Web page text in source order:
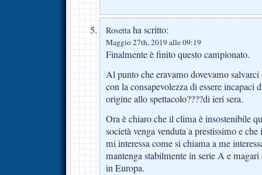
Rosettaha scritto:
Maggio 27th, 2019 alle 09:19
Finalmente è finito questo campionato.
Al punto che eravamo dovevamo
con la consapevolezza di essere incapaci
origine allo spettacolo????di ieri sera.
Ora è chiaro che il clima è insostenibile
società venga venduta a prestissimo e
mi interessa come si chiama a me
mantenga stabilmente in serie A e
in Europa.